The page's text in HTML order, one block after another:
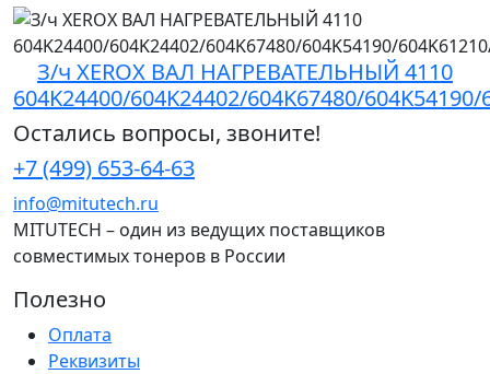
З/ч XEROX ВАЛ НАГРЕВАТЕЛЬНЫЙ 4110
604K24400/604K24402/604K67480/
Остались вопросы, звоните!
+7 (499) 653-64-63
info@mitutech.ru
MITUTECH – один из ведущих поставщиков
совместимых тонеров в России
Полезно
Оплата
Реквизиты